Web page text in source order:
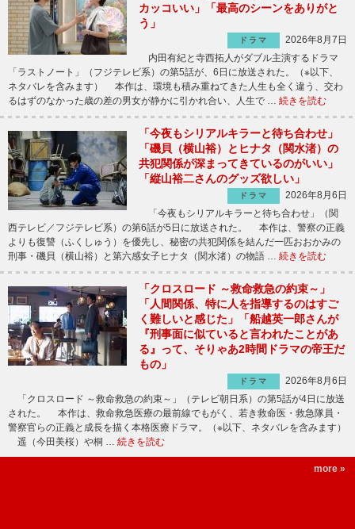
カッコいい」「最高のシーンをありがと
う」
ドラマ
2026年8月7日
内田有紀と寺西拓人がダブル主演するドラマ
「ラストノート」（フジテレビ系）の第5話が、6日に放送された。（※以下、
ネタバレを含みます） 本作は、環境も積み重ねてきた人生も全く違う、交わ
るはずのなかった歳の差の男女が静かに引かれ合い、人生で … 続きを読む
「今夜もシリアルキラーと待ち合わせ」
「磯貝（横山裕）とヒナタ（関水渚）の
共犯関係が深まってきているのがいい」
「縦山裕二さんのグッズ欲しい」
ドラマ
2026年8月6日
「今夜もシリアルキラーと待ち合わせ」（関
西テレビ／フジテレビ系）の第6話が5日に放送された。 本作は、警察の正義
よりも復讐（ふくしゅう）を優先し、秘密の共犯関係を結んだ一匹おおかみの
刑事・磯貝（横山裕）と第六感女子ヒナタ（関水渚）の物語 … 続きを読む
「クロスロード ～救命救急の約束～」
「人間関係、特に人を指導するのはすご
く難しいと感じた」「船越英一郎さんが
『刑事面に似ていると言われたことがあ
る』って、そりゃあ2時間ドラマの帝王だ
もの」
ドラマ
2026年8月6日
「クロスロード ～救命救急の約束～」（テレビ朝日系）の第5話が4日に放送
された。 本作は、救命救急医療の最前線でもがく、若き救命医・救急隊員・
警察官らの正義と成長を描く本格医療ドラマ。（※以下、ネタバレを含みます）
遥（今田美桜）や桐 … 続きを読む
more »